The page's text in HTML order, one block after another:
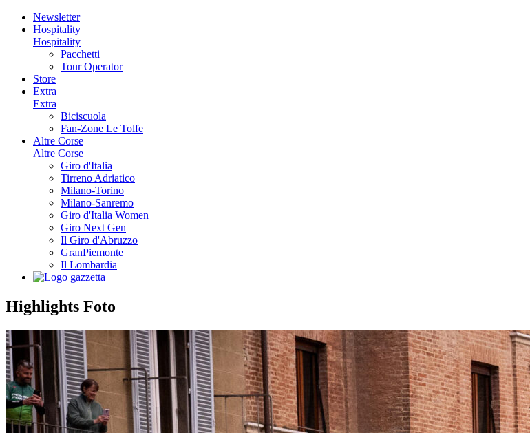
Newsletter
Hospitality
Hospitality
Pacchetti
Tour Operator
Store
Extra
Extra
Biciscuola
Fan-Zone Le Tolfe
Altre Corse
Altre Corse
Giro d'Italia
Tirreno Adriatico
Milano-Torino
Milano-Sanremo
Giro d'Italia Women
Giro Next Gen
Il Giro d'Abruzzo
GranPiemonte
Il Lombardia
Highlights Foto